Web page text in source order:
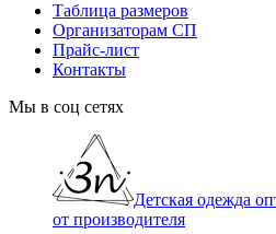
Таблица размеров
Организаторам СП
Прайс-лист
Контакты
Мы в соц сетях
Детская одежда
от производителя